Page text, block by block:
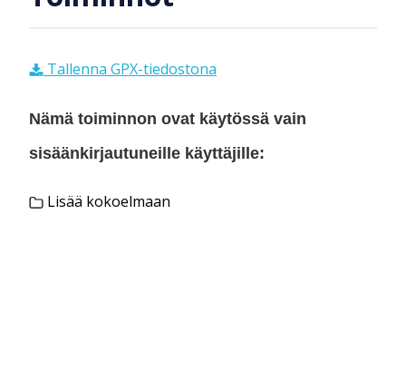
Tallenna GPX-tiedostona
Nämä toiminnon ovat käytössä vain
sisäänkirjautuneille käyttäjille:
Lisää kokoelmaan